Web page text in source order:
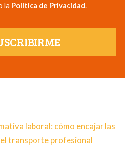
la Política de Privacidad.
laboral: cómo encajar las
transporte profesional